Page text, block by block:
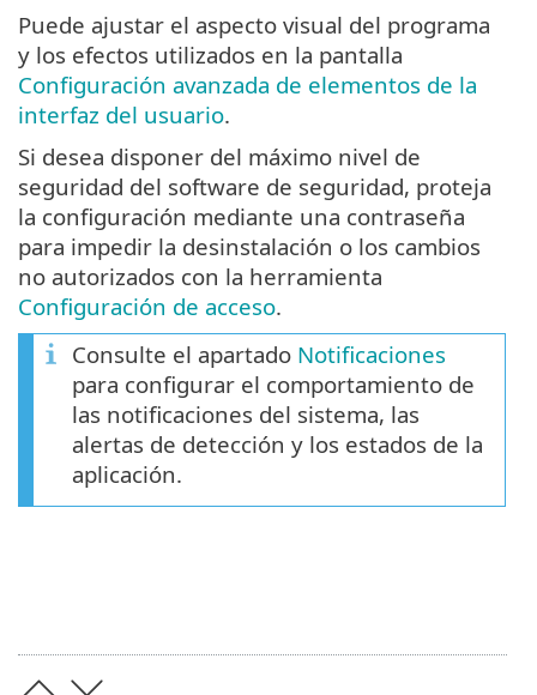
Puede ajustar el aspecto visual del programa
y los efectos utilizados en la pantalla
Configuración avanzada de elementos de la
interfaz del usuario.
Si desea disponer del máximo nivel de
seguridad del software de seguridad, proteja
la configuración mediante una contraseña
para impedir la desinstalación o los cambios
no autorizados con la herramienta
Configuración de acceso.
Consulte el apartado Notificaciones
para configurar el comportamiento de
las notificaciones del sistema, las
alertas de detección y los estados de la
aplicación.